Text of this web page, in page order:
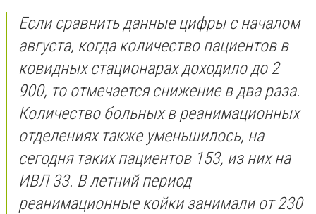
Если сравнить данные цифры с началом
августа, когда количество пациентов в
ковидных стационарах доходило до 2
900, то отмечается снижение в два раза.
Количество больных в реанимационных
отделениях также уменьшилось, на
сегодня таких пациентов 153, из них на
ИВЛ 33. В летний период
реанимационные койки занимали от 230